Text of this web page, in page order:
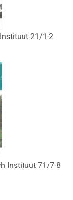
21/1-2
Instituut 71/7-8